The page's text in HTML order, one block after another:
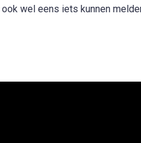
wel eens iets kunnen